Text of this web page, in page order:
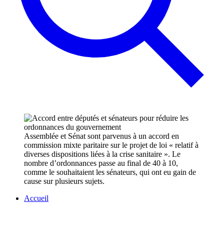
Assemblée et Sénat sont parvenus à un accord en
commission mixte paritaire sur le projet de loi « relatif à
diverses dispositions liées à la crise sanitaire ». Le
nombre d’ordonnances passe au final de 40 à 10,
comme le souhaitaient les sénateurs, qui ont eu gain de
cause sur plusieurs sujets.
Accueil